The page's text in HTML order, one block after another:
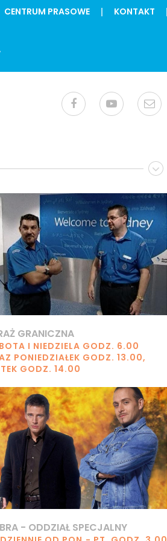
CENTRUM PRASOWE KONTAKT
GRANICZNA
I NIEDZIELA GODZ. 6.00
PONIEDZIAŁEK GODZ. 13.00,
GODZ. 14.00
- ODDZIAŁ SPECJALNY